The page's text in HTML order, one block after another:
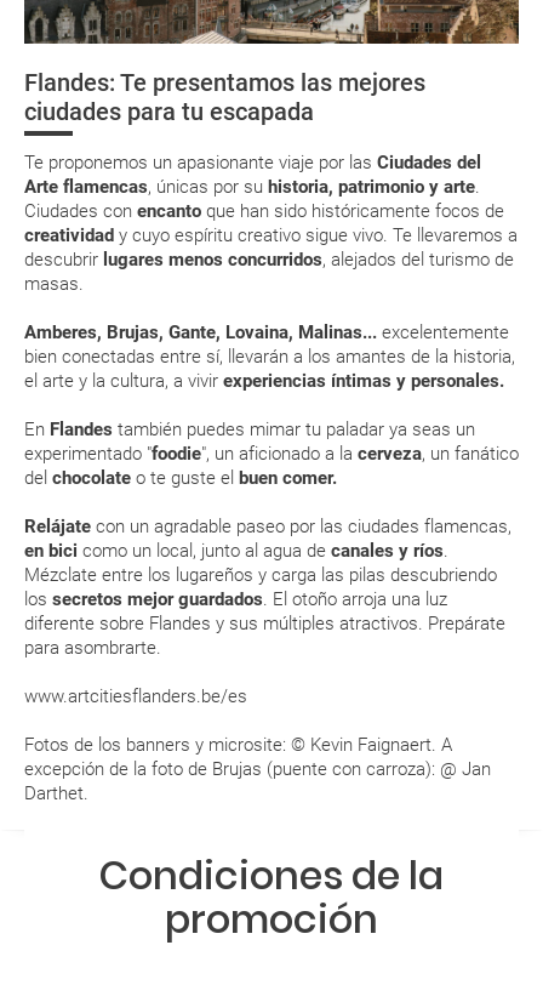
Flandes: Te presentamos las mejores
ciudades para tu escapada
Te proponemos un apasionante viaje por las Ciudades del
Arte flamencas, únicas por su historia, patrimonio y arte
Ciudades con encanto que han sido históricamente focos de
creatividad y cuyo espíritu creativo sigue vivo. Te llevaremos a
descubrir lugares menos concurridos, alejados del turismo de
masas.
Amberes, Brujas, Gante, Lovaina, Malinas... excelentemente
bien conectadas entre sí, llevarán a los amantes de la historia,
el arte y la cultura, a vivir experiencias íntimas y personales.
En Flandes también puedes mimar tu paladar ya seas un
experimentado "foodie", un aficionado a la cerveza, un fanático
del chocolate o te guste el buen comer.
Relájate con un agradable paseo por las ciudades flamencas,
en bici como un local, junto al agua de canales y ríos
Mézclate entre los lugareños y carga las pilas descubriendo
los secretos mejor guardados . El otoño arroja una luz
diferente sobre Flandes y sus múltiples atractivos. Prepárate
para asombrarte.
www.artcitiesflanders.be/es
Fotos de los banners y microsite: © Kevin Faignaert. A
excepción de la foto de Brujas (puente con carroza): @ Jan
Darthet.
Maestros
Flamencos
Gastronomía y
productos
Tradición
¿Cómo llegar?
¿Dónde alojarse?
Moverse por Flandes
Respecto a las tarjetas de embarque, casi todas las compañías aéreas
tienen ya todos sus billetes electrónicos por lo que podrás obtenerlas
in por su web.
Eso sí, deberás estar atento si viajas con una compañía low cost, debido
a que muchas de ellas exigen la presentación de la tarjeta de embarque
(que deberás realizar a través de su web) para que no te carguen un
suplemento extra en el mismo aeropuerto.
En caso de tener que enviarte la documentación de un paquete
vacacional (Caribe, circuitos, tours...) te enviaremos la documentación
de tu reserva alrededor de 10 días antes de salida, la cual deberás
imprimir y llevar contigo en el viaje.
aérea a la hora de realizar el check-in el día de la salida.
modificar una reserva del viaje? ¿Qué gastos puede
generar una anulación o modificación del viaje?
¿Qué caducidad debe tener mi pasaporte para ir
a...?
¿Con cuánta antelación tengo que estar en el
aeropuerto?
RESERVAR ¿Cómo puedo reservar un viaje de
paquete vacacional en la página web?
Al realizar la reserva, uno de los servicios ha
¿Cómo sé si hay plazas disponibles en el viaje que
quiero al hacer mi solicitud de reserva?
Condiciones de la
promoción